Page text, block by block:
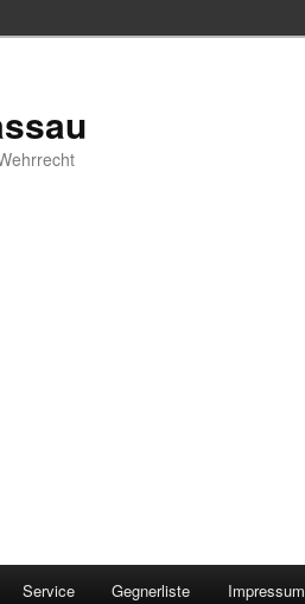
Service Gegnerliste Impressum